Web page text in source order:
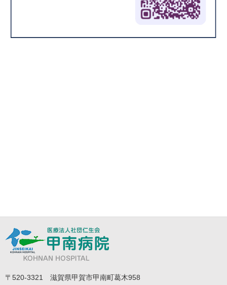
〒520-3321 滋賀県甲賀市甲南町葛木958